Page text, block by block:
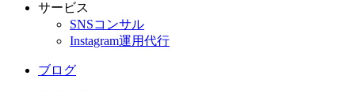
サービス
SNSコンサル
Instagram運用代行
ブログ